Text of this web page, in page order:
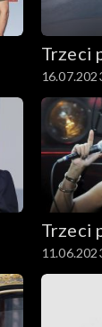
Trzeci
Trzeci